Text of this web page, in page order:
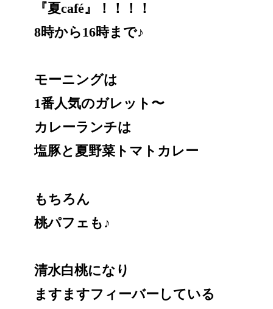
『夏café』！！！！
8時から16時まで♪
モーニングは
1番人気のガレット〜
カレーランチは
塩豚と夏野菜トマトカレー
もちろん
桃パフェも♪
清水白桃になり
ますますフィーバーしている